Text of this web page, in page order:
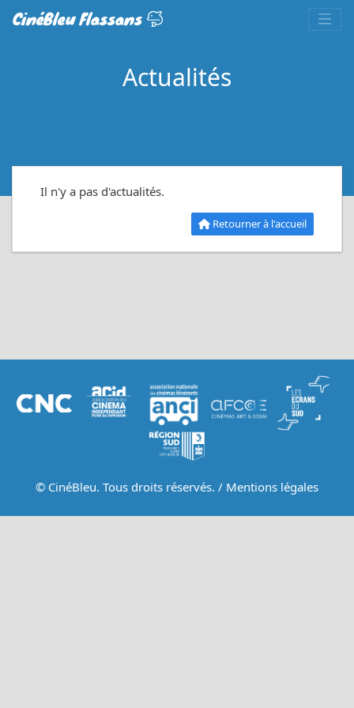
CinéBleu Flassans
Actualités
Il n'y a pas d'actualités.
Retourner à l'accueil
© CinéBleu. Tous droits réservés. / Mentions légales